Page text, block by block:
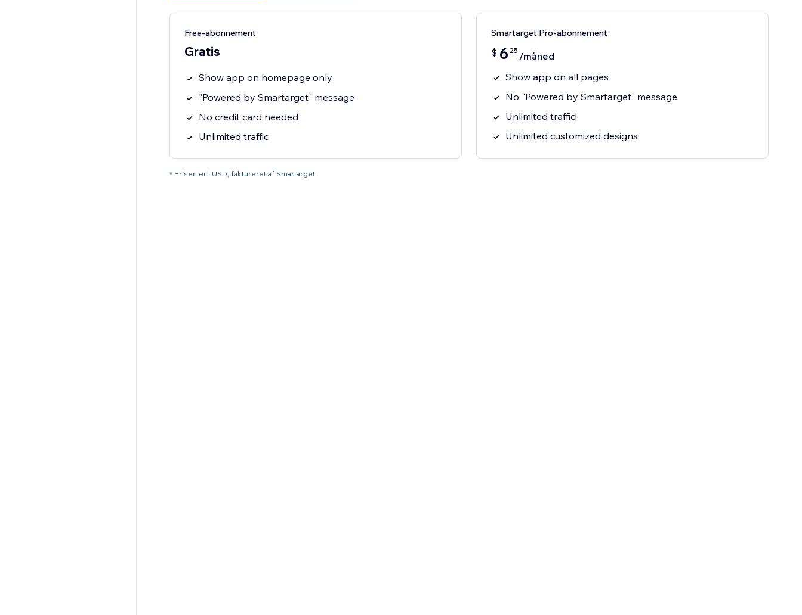
Free-abonnement
Gratis
Show app on homepage only
"Powered by Smartarget" message
No credit card needed
Unlimited traffic
Smartarget Pro-abonnement
$ 6 25 /måned
Show app on all pages
No "Powered by Smartarget" message
Unlimited traffic!
Unlimited customized designs
* Prisen er i USD, faktureret af Smartarget.